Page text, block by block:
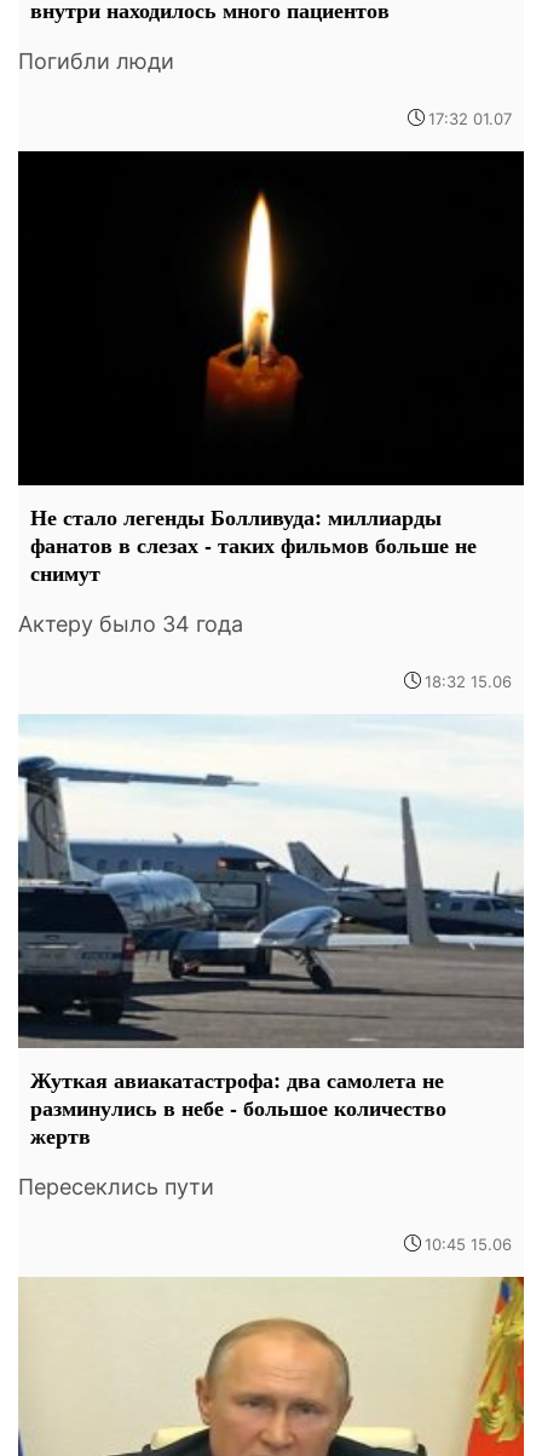
внутри находилось много пациентов
Погибли люди
17:32 01.07
Не стало легенды Болливуда: миллиарды
фанатов в слезах - таких фильмов больше не
снимут
Актеру было 34 года
18:32 15.06
Жуткая авиакатастрофа: два самолета не
разминулись в небе - большое количество
жертв
Пересеклись пути
10:45 15.06